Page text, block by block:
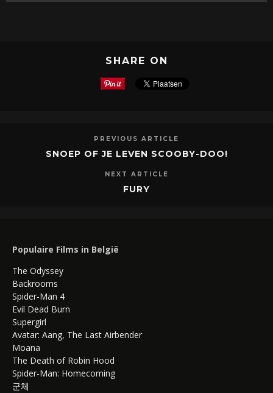
SHARE ON
PREVIOUS ARTICLE
SNOEP OF JE LEVEN SCOOBY-DOO!
NEXT ARTICLE
FURY
Populaire Films in België
The Odyssey
Backrooms
Spider-Man 4
Evil Dead Burn
Supergirl
Avatar: Aang, The Last Airbender
Moana
The Death of Robin Hood
Spider-Man: Homecoming
군체